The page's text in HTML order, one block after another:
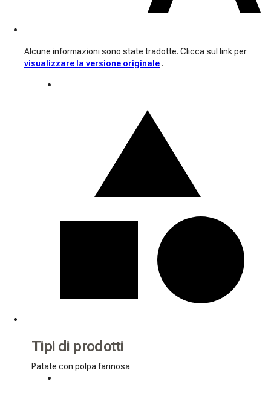
Alcune informazioni sono state tradotte. Clicca sul link per
visualizzare la versione originale .
Tipi di prodotti
Patate con polpa farinosa